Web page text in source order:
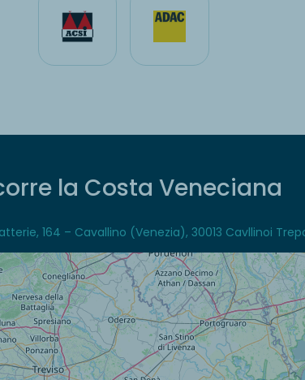
la Costa Veneciana
164 – Cavallino (Venezia), 30013 Cavllinoi